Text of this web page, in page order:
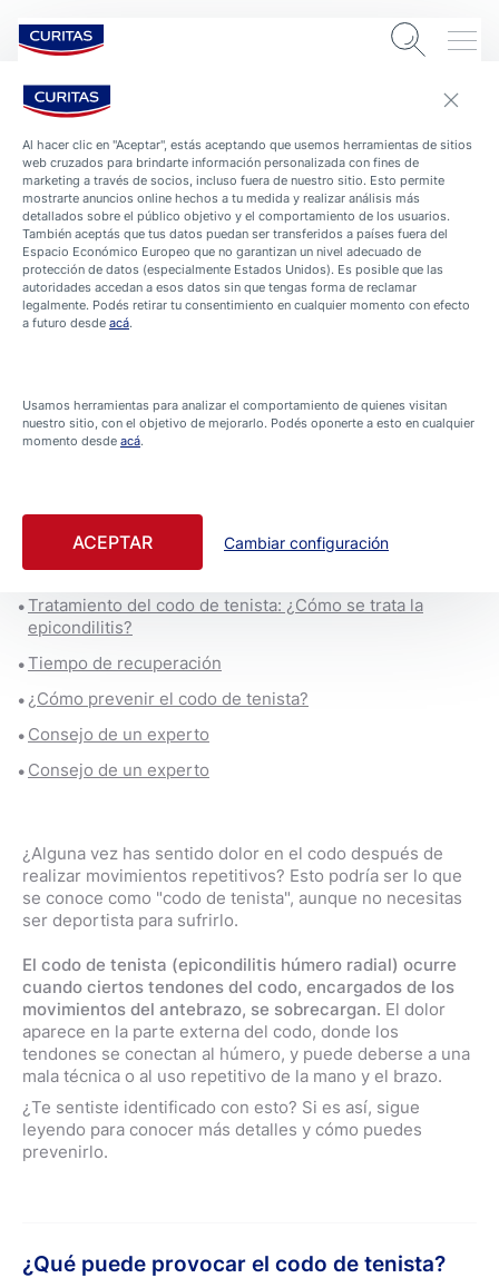
AYUDA INMEDIATA - SALUD Y PROTECCIÓN
9 Min. Leyendo
¿Qué puede provocar el codo de tenista?
Causas del codo de tenista: No solo los tenistas lo
padecen
Diagnóstico: ¿Cómo saber si lo tienes?
Tratamiento del codo de tenista: ¿Cómo se trata la
epicondilitis?
Tiempo de recuperación
¿Cómo prevenir el codo de tenista?
Consejo de un experto
Consejo de un experto
¿Alguna vez has sentido dolor en el codo después de
realizar movimientos repetitivos? Esto podría ser lo que
se conoce como "codo de tenista", aunque no necesitas
ser deportista para sufrirlo.
El codo de tenista (epicondilitis húmero radial) ocurre
cuando ciertos tendones del codo, encargados de los
movimientos del antebrazo, se sobrecargan. El dolor
aparece en la parte externa del codo, donde los
tendones se conectan al húmero, y puede deberse a una
mala técnica o al uso repetitivo de la mano y el brazo.
¿Te sentiste identificado con esto? Si es así, sigue
leyendo para conocer más detalles y cómo puedes
prevenirlo.
¿Qué puede provocar el codo de tenista?
Al hacer clic en "Aceptar", estás aceptando que usemos herramientas de sitios
web cruzados para brindarte información personalizada con fines de
marketing a través de socios, incluso fuera de nuestro sitio. Esto permite
mostrarte anuncios online hechos a tu medida y realizar análisis más
detallados sobre el público objetivo y el comportamiento de los usuarios.
También aceptás que tus datos puedan ser transferidos a países fuera del
Espacio Económico Europeo que no garantizan un nivel adecuado de
protección de datos (especialmente Estados Unidos). Es posible que las
autoridades accedan a esos datos sin que tengas forma de reclamar
legalmente. Podés retirar tu consentimiento en cualquier momento con efecto
a futuro desde acá.
Usamos herramientas para analizar el comportamiento de quienes visitan
nuestro sitio, con el objetivo de mejorarlo. Podés oponerte a esto en cualquier
momento desde acá.
ACEPTAR Cambiar configuración